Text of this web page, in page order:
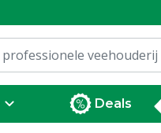
Deals